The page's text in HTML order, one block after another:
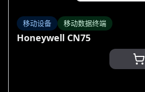
移动设备 移动数据终端
Honeywell CN75